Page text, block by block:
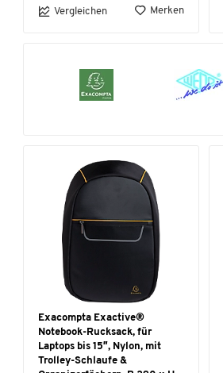
Vergleichen Merken
Exacompta Exactive®
Notebook-Rucksack, für
Laptops bis 15″, Nylon, mit
Trolley-Schlaufe &